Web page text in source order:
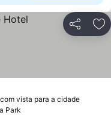
Partilhar
vista para a cidadeVer
Park